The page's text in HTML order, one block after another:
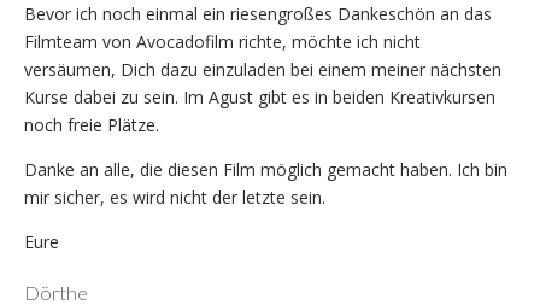
Bevor ich noch einmal ein riesengroßes Dankeschön an das
Filmteam von Avocadofilm richte, möchte ich nicht
versäumen, Dich dazu einzuladen bei einem meiner nächsten
Kurse dabei zu sein. Im Agust gibt es in beiden Kreativkursen
noch freie Plätze.
Danke an alle, die diesen Film möglich gemacht haben. Ich bin
mir sicher, es wird nicht der letzte sein.
Eure
Dörthe